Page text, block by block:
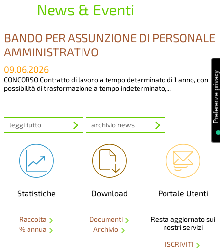
News & Eventi
BANDO PER ASSUNZIONE DI PERSONALE
AMMINISTRATIVO
09.06.2026
CONCORSO Contratto di lavoro a tempo determinato di 1 anno, con
possibilità di trasformazione a tempo indeterminato,...
leggi tutto archivio news
Statistiche
Raccolta
% annua
Download
Documenti
Archivio
Portale Utenti
Resta aggiornato sui
nostri servizi
ISCRIVITI